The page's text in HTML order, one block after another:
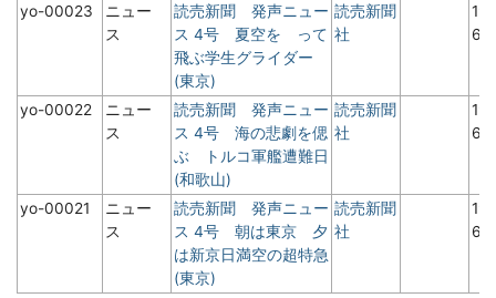
yo-00023
ニュー
ス
読売新聞 発声ニュー
ス 4号 夏空を って
飛ぶ学生グライダー
(東京)
読売新聞
社
6
yo-00022
ニュー
ス
読売新聞 発声ニュー
ス 4号 海の悲劇を偲
ぶ トルコ軍艦遭難日
(和歌山)
読売新聞
社
6
yo-00021
ニュー
ス
読売新聞 発声ニュー
ス 4号 朝は東京 夕
は新京日満空の超特急
(東京)
読売新聞
社
6